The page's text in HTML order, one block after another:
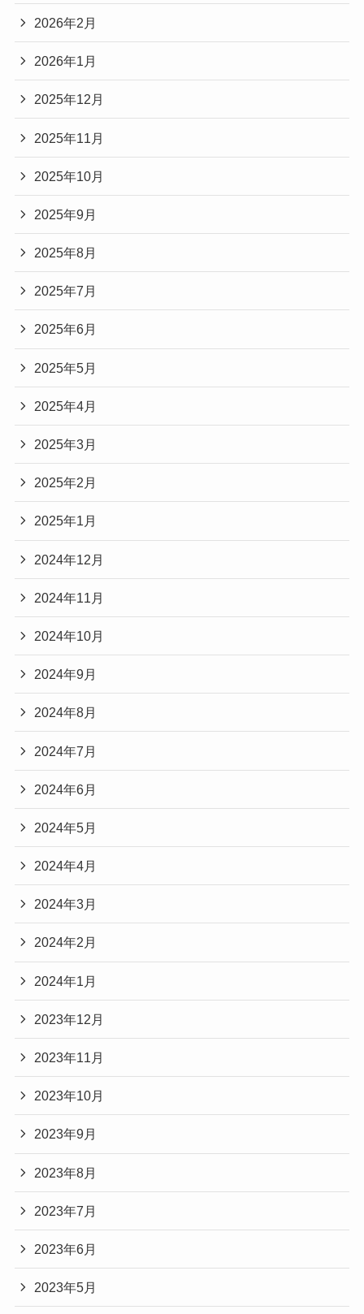
2026年2月
2026年1月
2025年12月
2025年11月
2025年10月
2025年9月
2025年8月
2025年7月
2025年6月
2025年5月
2025年4月
2025年3月
2025年2月
2025年1月
2024年12月
2024年11月
2024年10月
2024年9月
2024年8月
2024年7月
2024年6月
2024年5月
2024年4月
2024年3月
2024年2月
2024年1月
2023年12月
2023年11月
2023年10月
2023年9月
2023年8月
2023年7月
2023年6月
2023年5月